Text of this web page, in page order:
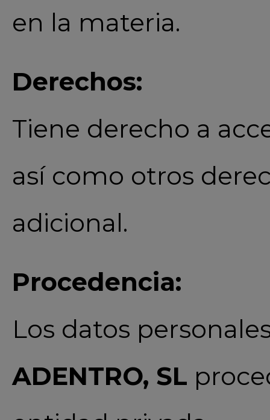
en la materia.
Derechos:
Tiene derecho a
así como otros
adicional.
Procedencia:
Los datos
ADENTRO, SL